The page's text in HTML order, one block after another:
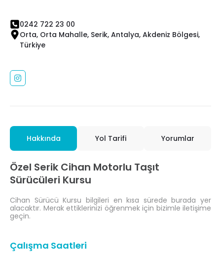
0242 722 23 00
Orta, Orta Mahalle, Serik, Antalya, Akdeniz Bölgesi,
Türkiye
Hakkında Yol Tarifi Yorumlar
Özel Serik Cihan Motorlu Taşıt
Sürücüleri Kursu
Cihan Sürücü Kursu bilgileri en kısa sürede burada yer
alacaktır. Merak ettiklerinizi öğrenmek için bizimle iletişime
geçin.
Çalışma Saatleri